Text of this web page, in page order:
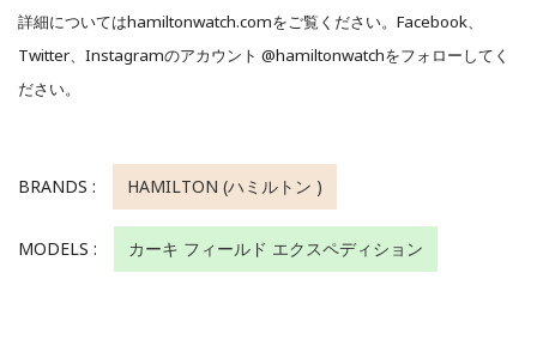
詳細についてはhamiltonwatch.comをご覧ください。Facebook、
Twitter、Instagramのアカウント @hamiltonwatchをフォローしてく
ださい。
BRANDS : HAMILTON (ハミルトン )
MODELS : カーキ フィールド エクスペディション